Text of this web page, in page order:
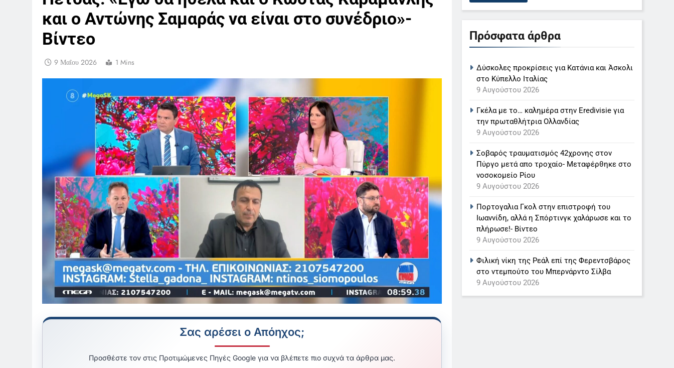
και ο Αντώνης Σαμαράς να είναι στο συνέδριο»-
Βίντεο
9 Μαΐου 2026 1 Mins
Σας αρέσει ο Απόηχος;
Προσθέστε τον στις Προτιμώμενες Πηγές Google για να βλέπετε πιο συχνά τα άρθρα μας.
Πρόσφατα άρθρα
Δύσκολες προκρίσεις για Κατάνια και Άσκολι
στο Κύπελλο Ιταλίας
9 Αυγούστου 2026
Γκέλα με το… καλημέρα στην Eredivisie για
την πρωταθλήτρια Ολλανδίας
9 Αυγούστου 2026
Σοβαρός τραυματισμός 42χρονης στον
Πύργο μετά απο τροχαίο- Μεταφέρθηκε στο
νοσοκομείο Ρίου
9 Αυγούστου 2026
Πορτογαλια Γκολ στην επιστροφή του
Ιωαννίδη, αλλά η Σπόρτινγκ χαλάρωσε και το
πλήρωσε!- Βίντεο
9 Αυγούστου 2026
Φιλική νίκη της Ρεάλ επί της Φερεντσβάρος
στο ντεμπούτο του Μπερνάρντο Σίλβα
9 Αυγούστου 2026